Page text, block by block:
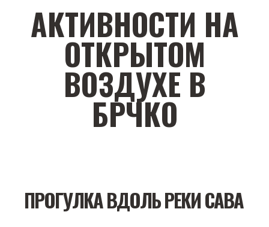
АКТИВНОСТИ НА
ОТКРЫТОМ
ВОЗДУХЕ В
БРЧКО
ПРОГУЛКА ВДОЛЬ РЕКИ САВА